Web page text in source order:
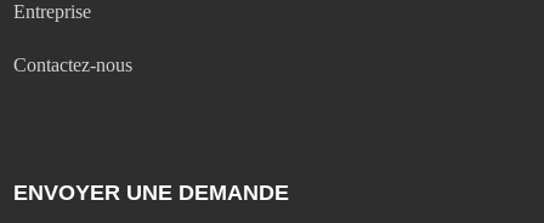
Entreprise
Contactez-nous
ENVOYER UNE DEMANDE